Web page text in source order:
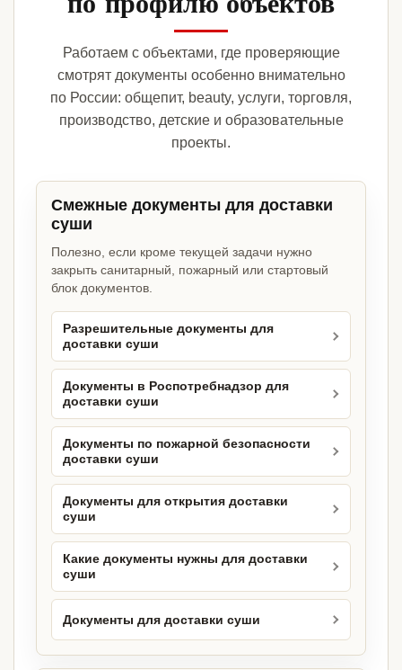
Работаем с объектами, где проверяющие
смотрят документы особенно внимательно
по России: общепит, beauty, услуги, торговля,
производство, детские и образовательные
проекты.
Смежные документы для доставки
суши
Полезно, если кроме текущей задачи нужно
закрыть санитарный, пожарный или стартовый
блок документов.
Разрешительные документы для
доставки суши
Документы в Роспотребнадзор для
доставки суши
Документы по пожарной безопасности
доставки суши
Документы для открытия доставки
суши
Какие документы нужны для доставки
суши
Документы для доставки суши